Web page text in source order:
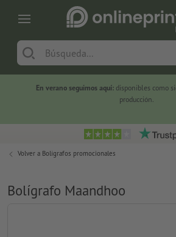
En verano seguimos aquí: disponibles como
producción.
Volver a Bolígrafos promocionales
Bolígrafo Maandhoo